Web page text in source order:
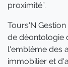
proximité”.
Tours'N
de déontologie
l'emblème des
immobilier et